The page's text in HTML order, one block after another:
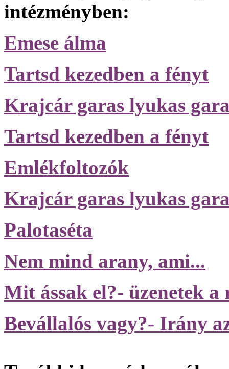
intézményben:
Emese álma
Tartsd kezedben a fényt
Krajcár garas lyukas
Tartsd kezedben a fényt
Emlékfoltozók
Krajcár garas lyukas
Palotaséta
Nem mind arany, ami...
Mit ássak el?- üzenetek a
Bevállalós vagy?- Irány